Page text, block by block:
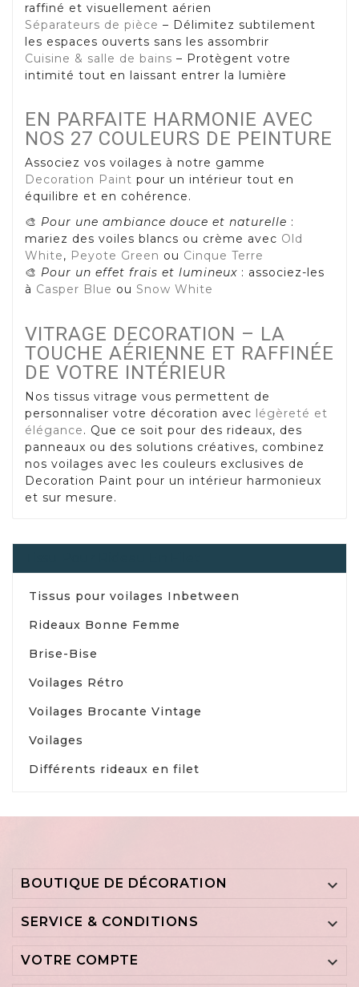
raffiné et visuellement aérien
Séparateurs de pièce – Délimitez subtilement
les espaces ouverts sans les assombrir
Cuisine & salle de bains – Protègent votre
intimité tout en laissant entrer la lumière
EN PARFAITE HARMONIE AVEC
NOS 27 COULEURS DE PEINTURE
Associez vos voilages à notre gamme
Decoration Paint pour un intérieur tout en
équilibre et en cohérence.
🎨 Pour une ambiance douce et naturelle :
mariez des voiles blancs ou crème avec Old
White, Peyote Green ou Cinque Terre
🎨 Pour un effet frais et lumineux : associez-les
à Casper Blue ou Snow White
VITRAGE DECORATION – LA
TOUCHE AÉRIENNE ET RAFFINÉE
DE VOTRE INTÉRIEUR
Nos tissus vitrage vous permettent de
personnaliser votre décoration avec légèreté et
élégance. Que ce soit pour des rideaux, des
panneaux ou des solutions créatives, combinez
nos voilages avec les couleurs exclusives de
Decoration Paint pour un intérieur harmonieux
et sur mesure.
Tissus pour voilages Inbetween
Rideaux Bonne Femme
Brise-Bise
Voilages Rétro
Voilages Brocante Vintage
Voilages
Différents rideaux en filet
BOUTIQUE DE DÉCORATION 
SERVICE & CONDITIONS 
VOTRE COMPTE 